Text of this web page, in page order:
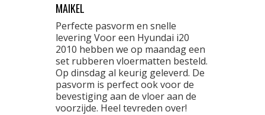
MAIKEL
Perfecte pasvorm en snelle
levering Voor een Hyundai i20
2010 hebben we op maandag een
set rubberen vloermatten besteld.
Op dinsdag al keurig geleverd. De
pasvorm is perfect ook voor de
bevestiging aan de vloer aan de
voorzijde. Heel tevreden over!